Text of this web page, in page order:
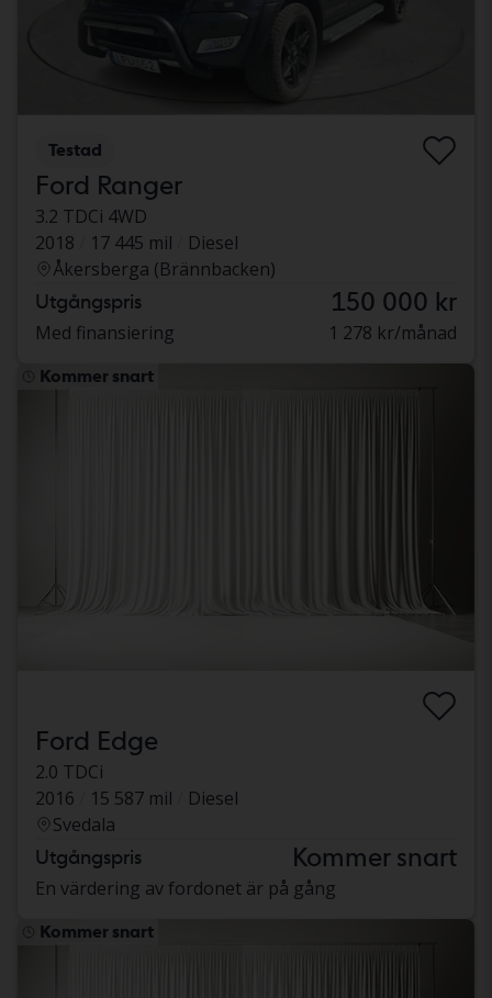
Testad
Ford Ranger
3.2 TDCi 4WD
2018
17 445 mil
Diesel
Åkersberga (Brännbacken)
Utgångspris 150 000 kr
Med finansiering 1 278 kr/månad
Kommer snart
Ford Edge
2.0 TDCi
2016
15 587 mil
Diesel
Svedala
Utgångspris Kommer snart
En värdering av fordonet är på gång
Kommer snart